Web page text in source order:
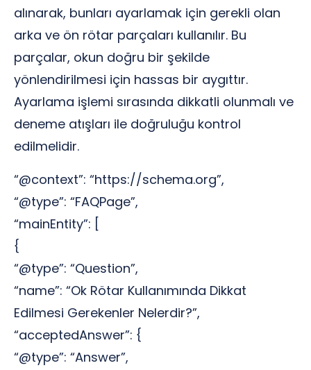
alınarak, bunları ayarlamak için gerekli olan
arka ve ön rötar parçaları kullanılır. Bu
parçalar, okun doğru bir şekilde
yönlendirilmesi için hassas bir aygıttır.
Ayarlama işlemi sırasında dikkatli olunmalı ve
deneme atışları ile doğruluğu kontrol
edilmelidir.
“@context”: “https://schema.org”,
“@type”: “FAQPage”,
“mainEntity”: [
{
“@type”: “Question”,
“name”: “Ok Rötar Kullanımında Dikkat
Edilmesi Gerekenler Nelerdir?”,
“acceptedAnswer”: {
“@type”: “Answer”,